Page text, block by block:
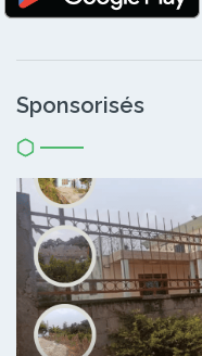
Sponsorisés